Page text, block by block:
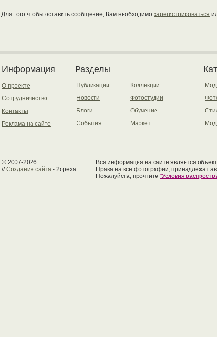
Для того чтобы оставить сообщение, Вам необходимо зарегистрироваться
Информация
О проекте
Сотрудничество
Контакты
Реклама на сайте
Разделы
Публикации
Новости
Блоги
События
Коллекции
Фотостудии
Обучение
Маркет
© 2007-2026.
//Создание сайта - 2opexa
Вся информация на сайте является
Права на все фотографии, принадлежат
Пожалуйста, прочтите "Условия